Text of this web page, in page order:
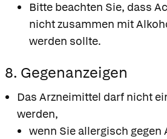
Bitte beachten Sie, dass
nicht zusammen mit
werden sollte.
8. Gegenanzeigen
Das Arzneimittel darf nicht
werden,
wenn Sie allergisch